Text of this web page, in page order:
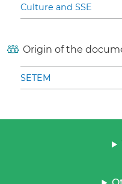
Culture and SSE
Origin of the
SETEM